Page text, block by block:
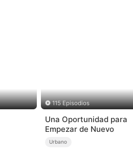
115 Episodios
Una Oportunidad para
Empezar de Nuevo
Urbano